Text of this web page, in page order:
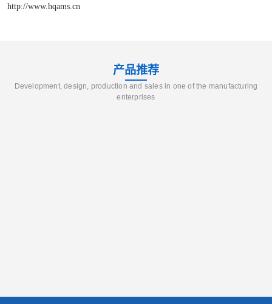
http://www.hqams.cn
产品推荐
Development, design, production and sales in one of the manufacturing
enterprises